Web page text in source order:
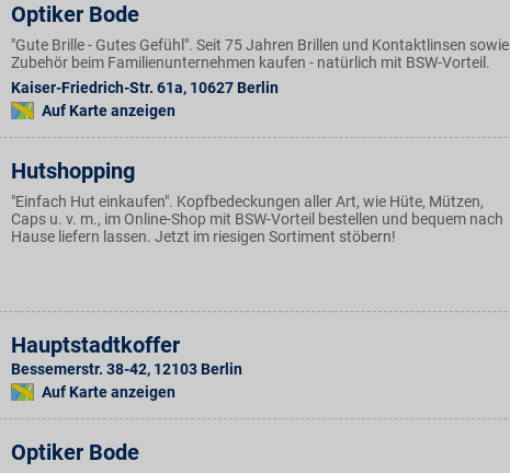
Optiker Bode
"Gute Brille - Gutes Gefühl". Seit 75 Jahren Brillen und Kontaktlinsen sowie
Zubehör beim Familienunternehmen kaufen - natürlich mit BSW-Vorteil.
Kaiser-Friedrich-Str. 61a, 10627 Berlin
Auf Karte anzeigen
Hutshopping
"Einfach Hut einkaufen". Kopfbedeckungen aller Art, wie Hüte, Mützen,
Caps u. v. m., im Online-Shop mit BSW-Vorteil bestellen und bequem nach
Hause liefern lassen. Jetzt im riesigen Sortiment stöbern!
Hauptstadtkoffer
Bessemerstr. 38-42, 12103 Berlin
Auf Karte anzeigen
Optiker Bode